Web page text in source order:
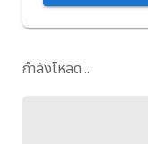
กำลังโหลด...